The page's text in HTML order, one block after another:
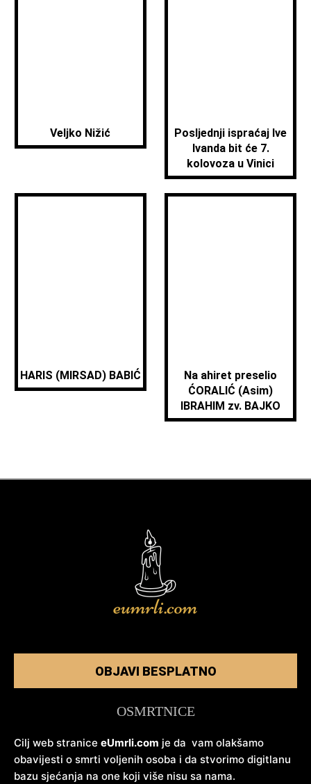
Veljko Nižić
Posljednji ispraćaj Ive
Ivanda bit će 7.
kolovoza u Vinici
HARIS (MIRSAD) BABIĆ
Na ahiret preselio
ĆORALIĆ (Asim)
IBRAHIM zv. BAJKO
OBJAVI BESPLATNO
OSMRTNICE
Cilj web stranice eUmrli.com je da vam olakšamo
obavijesti o smrti voljenih osoba i da stvorimo digitlanu
bazu sjećanja na one koji više nisu sa nama.